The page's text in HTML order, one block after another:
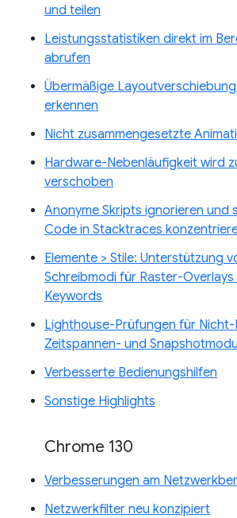
und teilen
Leistungsstatistiken direkt im
abrufen
Übermäßige
erkennen
Nicht zusammengesetzte
Hardware-Nebenläufigkeit wird
verschoben
Anonyme Skripts ignorieren und
Code in Stacktraces
Elemente > Stile: Unterstützung
Schreibmodi für Raster-
Keywords
Lighthouse-Prüfungen für Nicht-
Zeitspannen- und
Verbesserte Bedienungshilfen
Sonstige Highlights
Chrome 130
Verbesserungen am
Netzwerkfilter neu konzipiert